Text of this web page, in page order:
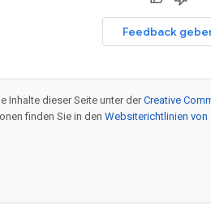
Feedback
Inhalte dieser Seite unter derCreative
finden Sie in den Websiterichtlinien